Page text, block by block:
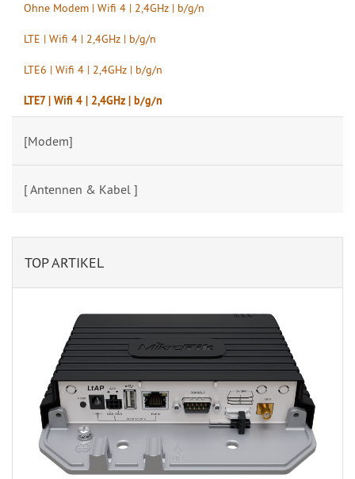
Ohne Modem | Wifi 4 | 2,4GHz | b/g/n
LTE | Wifi 4 | 2,4GHz | b/g/n
LTE6 | Wifi 4 | 2,4GHz | b/g/n
LTE7 | Wifi 4 | 2,4GHz | b/g/n
[Modem]
[ Antennen & Kabel ]
TOP ARTIKEL